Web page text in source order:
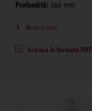
Profondità: 260 mm
Mostra tutti
Scarica in formato PDF